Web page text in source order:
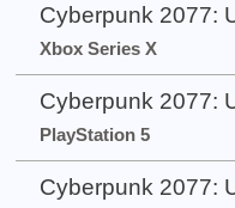
Cyberpunk 2077:
Xbox Series X
Cyberpunk 2077:
PlayStation 5
Cyberpunk 2077: